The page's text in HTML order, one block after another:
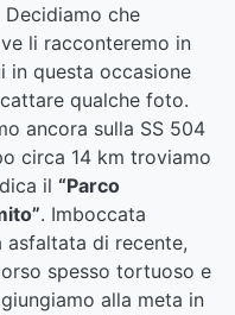
Decidiamo che
li racconteremo in
in questa occasione
qualche foto.
ancora sulla SS 504
circa 14 km troviamo
il “Parco
. Imboccata
asfaltata di recente,
spesso tortuoso e
alla meta in